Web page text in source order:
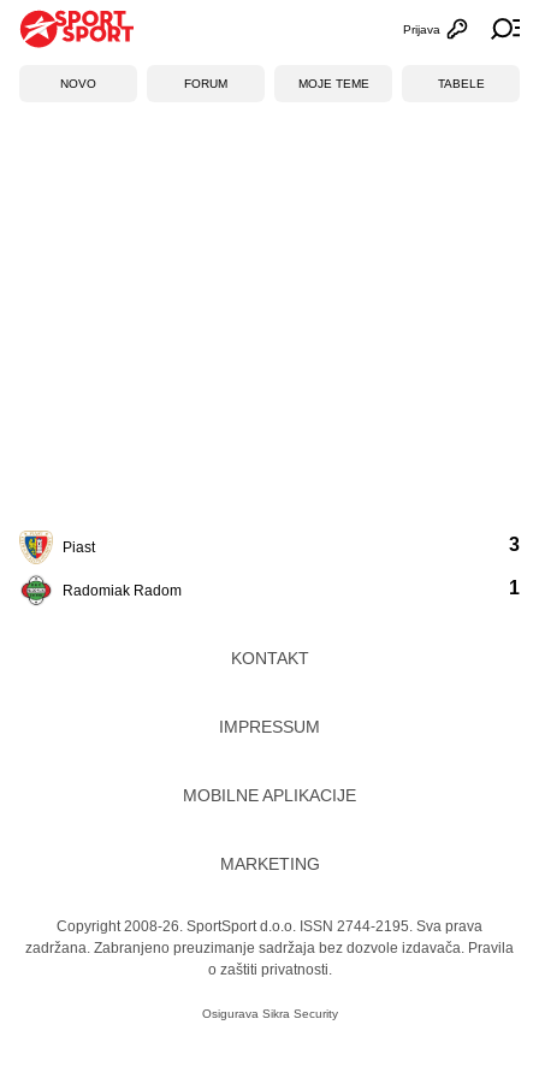
Otvori
Prijava
NOVO FORUM MOJE TEME TABELE
Piast
Radomiak Radom
3
1
KONTAKT
IMPRESSUM
MOBILNE APLIKACIJE
MARKETING
Copyright 2008-26. SportSport d.o.o. ISSN 2744-2195. Sva prava
zadržana. Zabranjeno preuzimanje sadržaja bez dozvole izdavača. Pravila
o zaštiti privatnosti.
Osigurava Sikra Security